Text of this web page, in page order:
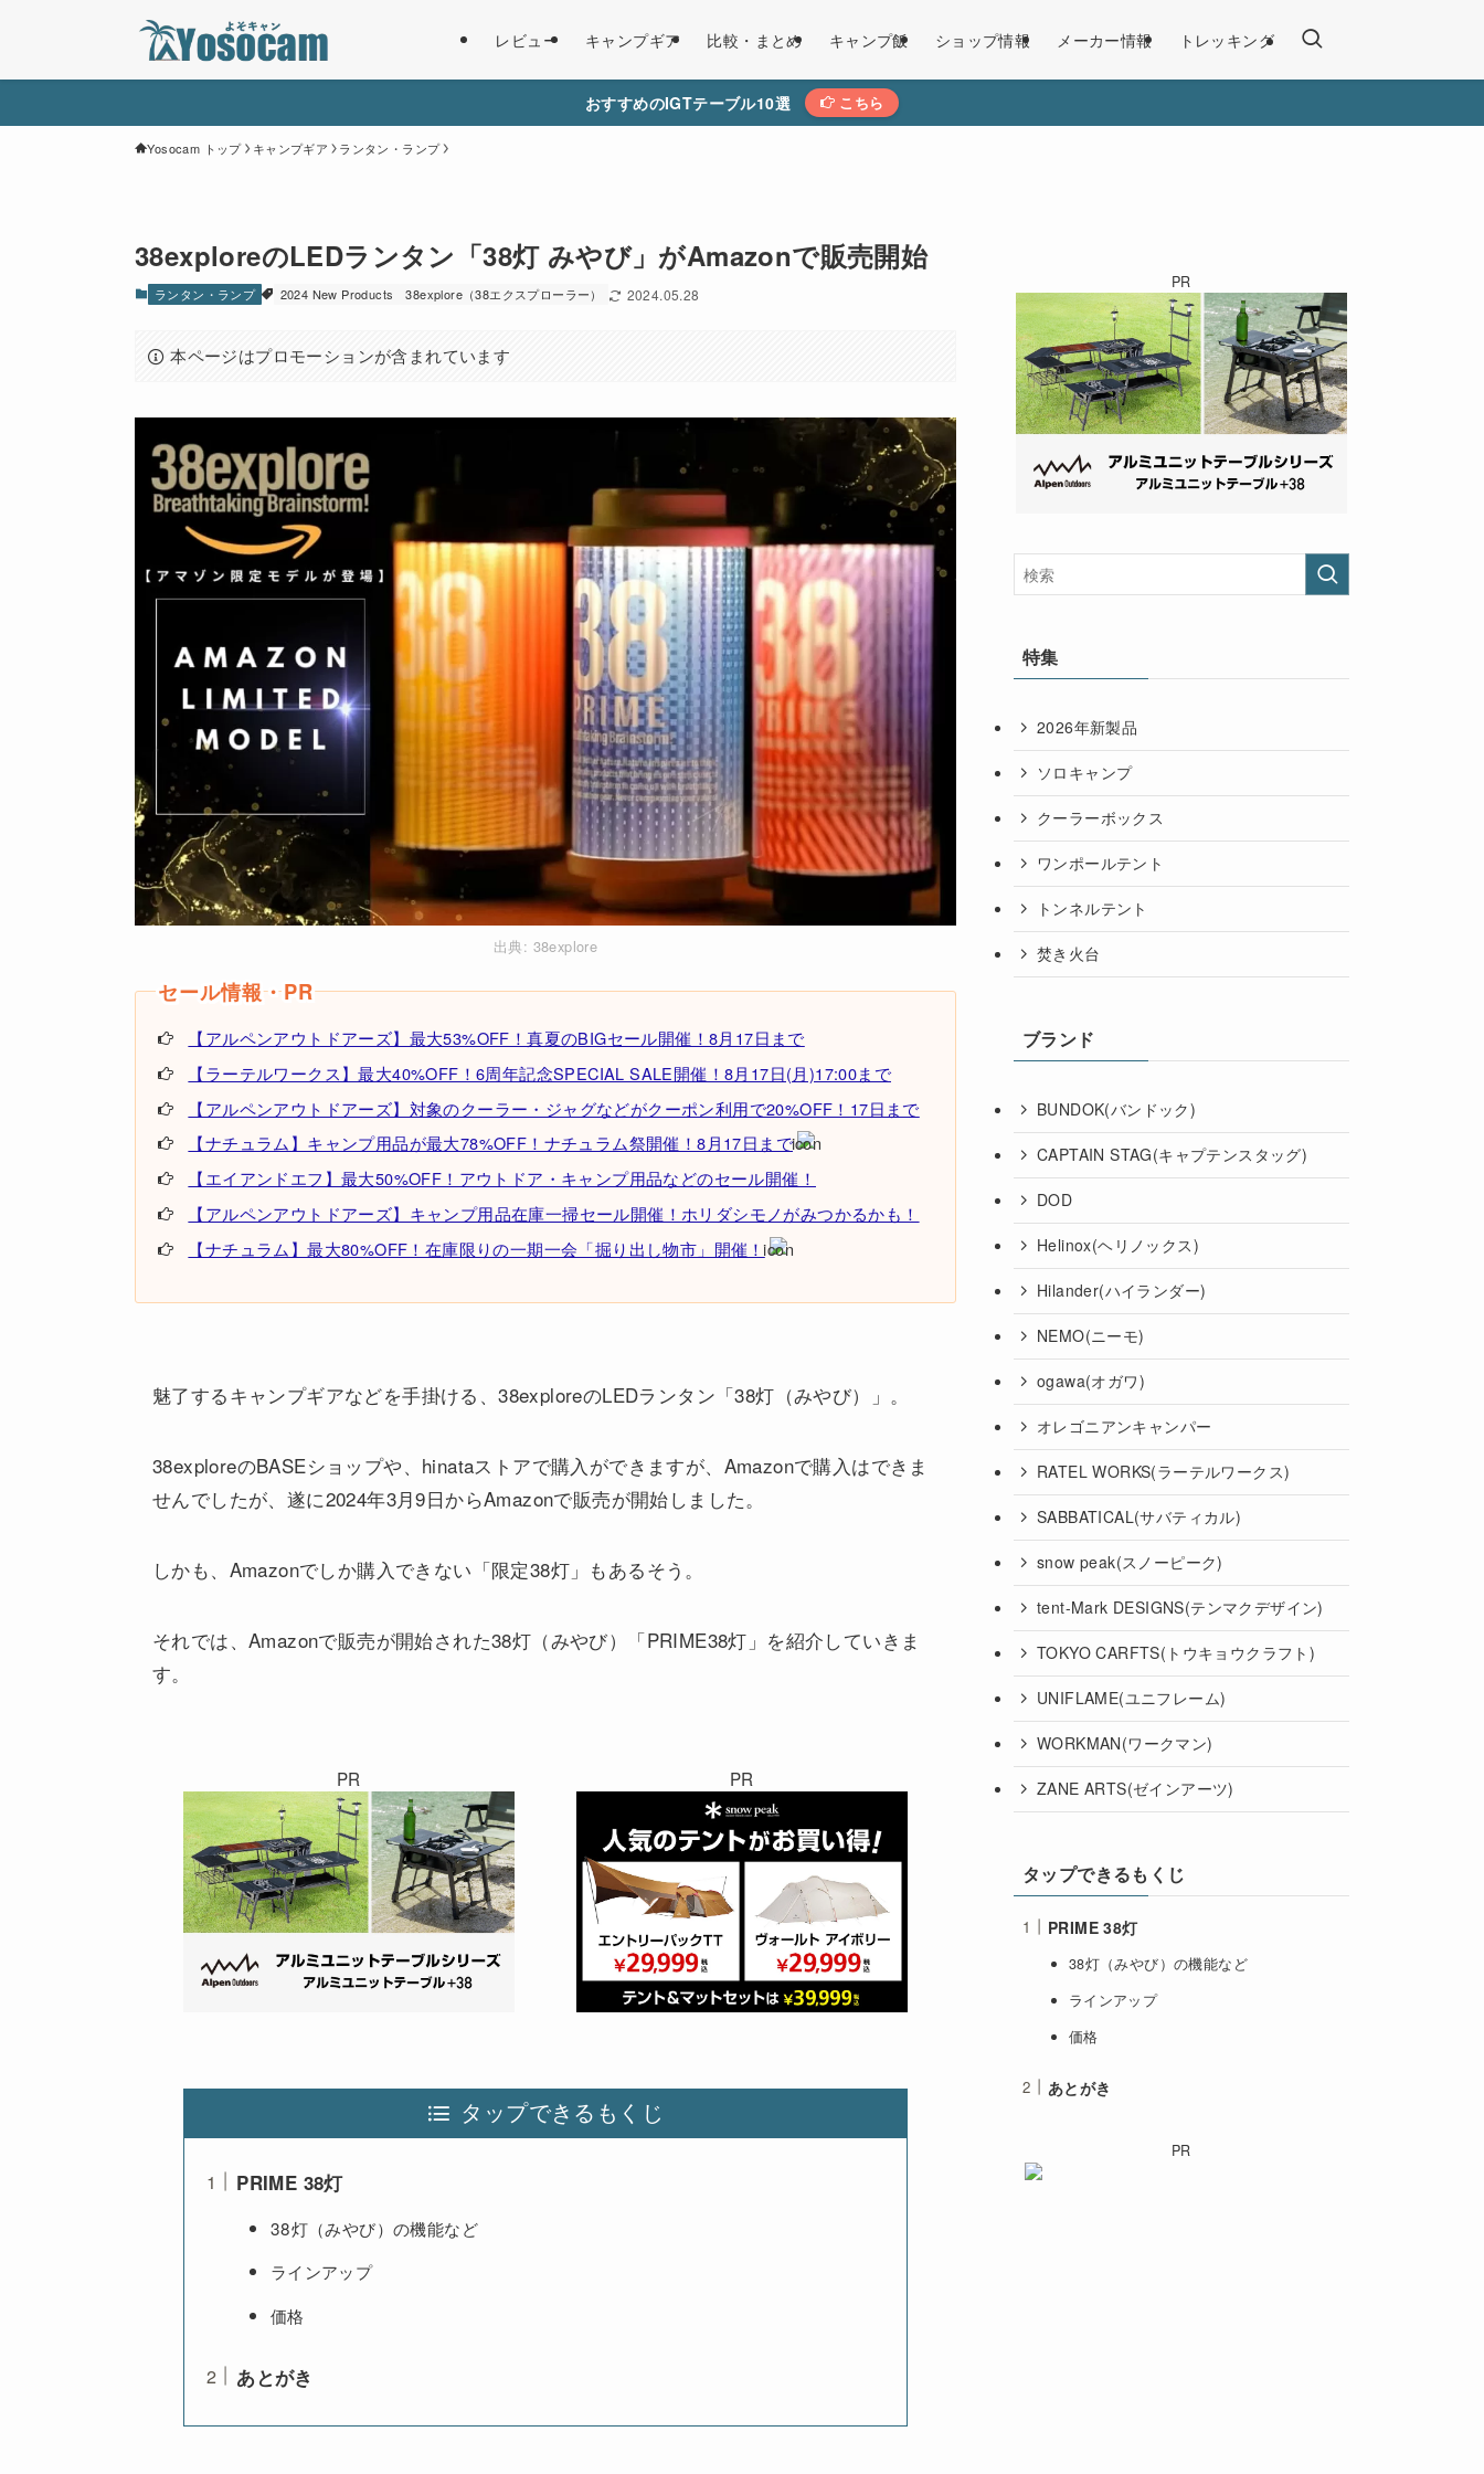
レビュー キャンプギア 比較・まとめ キャンプ飯 ショップ情報 メーカー情報 トレッキング
おすすめのIGTテーブル10選 こちら
Yosocam トップ キャンプギア ランタン・ランプ
38exploreのLEDランタン「38灯 みやび」がAmazonで販売開始
ランタン・ランプ 2024 New Products 38explore（38エクスプローラー） 2024.05.28
本ページはプロモーションが含まれています
出典: 38explore
【アルペンアウトドアーズ】最大53%OFF！真夏のBIGセール開催！8月17日まで
【ラーテルワークス】最大40%OFF！6周年記念SPECIAL SALE開催！8月17日(月)17:00まで
【アルペンアウトドアーズ】対象のクーラー・ジャグなどがクーポン利用で20%OFF！17日まで
【ナチュラム】キャンプ用品が最大78%OFF！ナチュラム祭開催！8月17日まで
【エイアンドエフ】最大50%OFF！アウトドア・キャンプ用品などのセール開催！
【アルペンアウトドアーズ】キャンプ用品在庫一掃セール開催！ホリダシモノがみつかるかも！
【ナチュラム】最大80%OFF！在庫限りの一期一会「掘り出し物市」開催！
魅了するキャンプギアなどを手掛ける、38exploreのLEDランタン「38灯（みやび）」。
38exploreのBASEショップや、hinataストアで購入ができますが、Amazonで購入はできま
せんでしたが、遂に2024年3月9日からAmazonで販売が開始しました。
しかも、Amazonでしか購入できない「限定38灯」もあるそう。
それでは、Amazonで販売が開始された38灯（みやび）「PRIME38灯」を紹介していきま
す。
PR PR
タップできるもくじ
PRIME 38灯
38灯（みやび）の機能など
ラインアップ
価格
あとがき
PR
特集
2026年新製品
ソロキャンプ
クーラーボックス
ワンポールテント
トンネルテント
焚き火台
ブランド
BUNDOK(バンドック)
CAPTAIN STAG(キャプテンスタッグ)
DOD
Helinox(ヘリノックス)
Hilander(ハイランダー)
NEMO(ニーモ)
ogawa(オガワ)
オレゴニアンキャンパー
RATEL WORKS(ラーテルワークス)
SABBATICAL(サバティカル)
snow peak(スノーピーク)
tent-Mark DESIGNS(テンマクデザイン)
TOKYO CARFTS(トウキョウクラフト)
UNIFLAME(ユニフレーム)
WORKMAN(ワークマン)
ZANE ARTS(ゼインアーツ)
タップできるもくじ
PRIME 38灯
38灯（みやび）の機能など
ラインアップ
価格
あとがき
PR